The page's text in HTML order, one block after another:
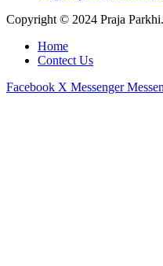
Copyright © 2024 Praja
Home
Contect Us
Facebook X Messenger